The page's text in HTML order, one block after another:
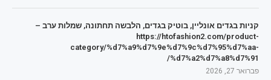
קניות בגדים אונליין, בוטיק בגדים, הלבשה תחתונה, שמלות ערב –
https://htofashion2.com/product-
category/%d7%a9%d7%9e%d7%9c%d7%95%d7%aa-
%d7%a2%d7%a8%d7%91/
פברואר 27, 2026